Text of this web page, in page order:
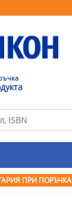
ПРИ ПОРЪЧКА